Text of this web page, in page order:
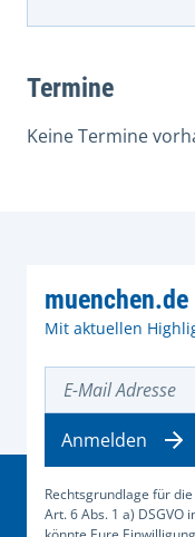
Termine
Keine Termine
Mit aktuellen
Rechtsgrundlage für
Art. 6 Abs. 1 a) DSGVO
Anmelden